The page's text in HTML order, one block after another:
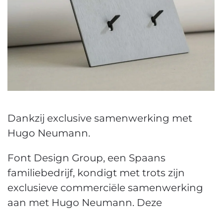
Dankzij exclusive samenwerking met
Hugo Neumann.
Font Design Group, een Spaans
familiebedrijf, kondigt met trots zijn
exclusieve commerciële samenwerking
aan met Hugo Neumann. Deze